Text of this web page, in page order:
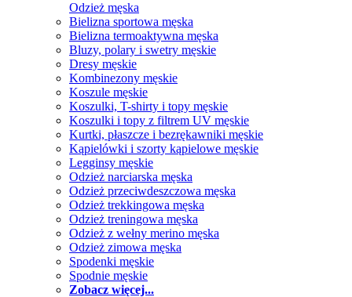
Odzież męska
Bielizna sportowa męska
Bielizna termoaktywna męska
Bluzy, polary i swetry męskie
Dresy męskie
Kombinezony męskie
Koszule męskie
Koszulki, T-shirty i topy męskie
Koszulki i topy z filtrem UV męskie
Kurtki, płaszcze i bezrękawniki męskie
Kąpielówki i szorty kąpielowe męskie
Legginsy męskie
Odzież narciarska męska
Odzież przeciwdeszczowa męska
Odzież trekkingowa męska
Odzież treningowa męska
Odzież z wełny merino męska
Odzież zimowa męska
Spodenki męskie
Spodnie męskie
Zobacz więcej...